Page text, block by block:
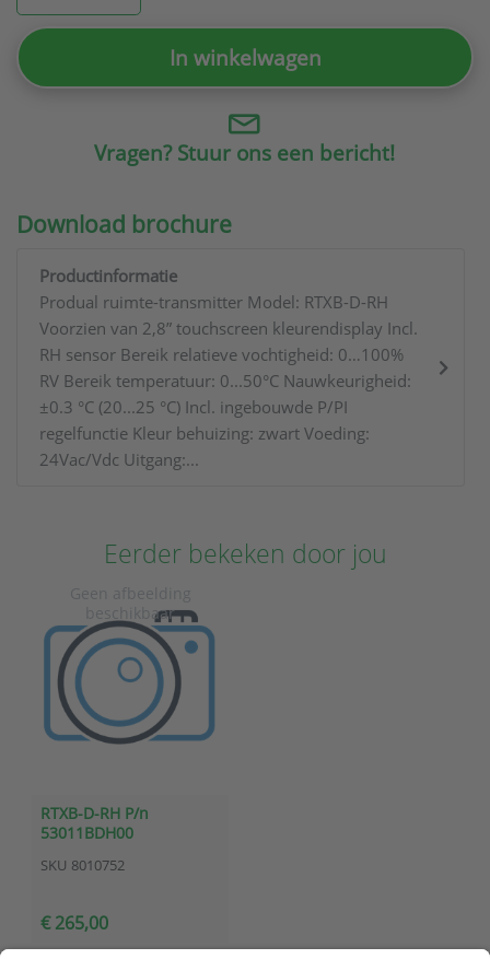
In winkelwagen
Vragen? Stuur ons een bericht!
Download brochure
Productinformatie
Produal ruimte-transmitter Model: RTXB-D-RH
Voorzien van 2,8” touchscreen kleurendisplay Incl.
RH sensor Bereik relatieve vochtigheid: 0…100%
RV Bereik temperatuur: 0...50°C Nauwkeurigheid:
±0.3 °C (20...25 °C) Incl. ingebouwde P/PI
regelfunctie Kleur behuizing: zwart Voeding:
24Vac/Vdc Uitgang:...
Eerder bekeken door jou
RTXB-D-RH P/n
53011BDH00
SKU 8010752
€ 265,00